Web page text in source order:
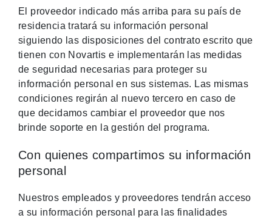
El proveedor indicado más arriba para su país de
residencia tratará su información personal
siguiendo las disposiciones del contrato escrito que
tienen con Novartis e implementarán las medidas
de seguridad necesarias para proteger su
información personal en sus sistemas. Las mismas
condiciones regirán al nuevo tercero en caso de
que decidamos cambiar el proveedor que nos
brinde soporte en la gestión del programa.
Con quienes compartimos su información
personal
Nuestros empleados y proveedores tendrán acceso
a su información personal para las finalidades